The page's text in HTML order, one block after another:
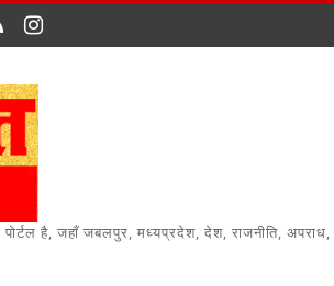
है, जहाँ जबलपुर, मध्यप्रदेश, देश, राजनीति, अपराध,